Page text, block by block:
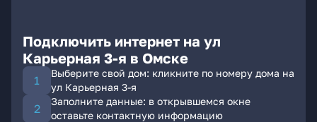
Подключить интернет на ул
Карьерная 3-я в Омске
Выберите свой дом: кликните по номеру дома на
ул Карьерная 3-я
Заполните данные: в открывшемся окне
оставьте контактную информацию